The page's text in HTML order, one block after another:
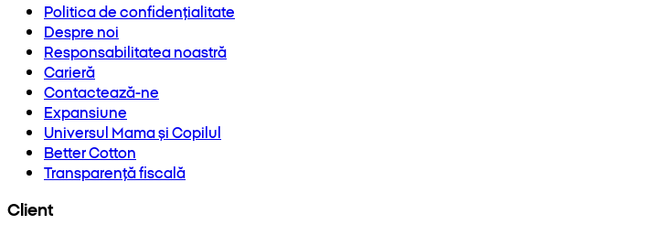
Politica de confidențialitate
Despre noi
Responsabilitatea noastră
Carieră
Contactează-ne
Expansiune
Universul Mama și Copilul
Better Cotton
Transparență fiscală
Client